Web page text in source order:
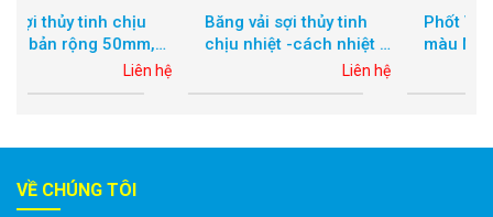
Băng vải sợi thủy tinh
chịu nhiệt -cách nhiệt |
cách âm chống cháy |
vải sợi chống cháy
Phốt Viton Chịu nhiệt
màu Nâu cỡ lớn TC 195
x 235 x 20
VỀ CHÚNG TÔI